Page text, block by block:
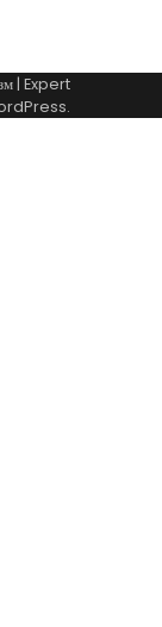
| Expert
.